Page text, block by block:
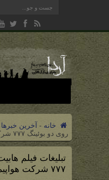
خانه - آخرین خبرها
روی دو بوئینگ ۷۷۷ شرکت هواپیمایی نیوزلند
تبلیغات فیلم
۷۷۷ شرکت هواپیمایی نیوزلند